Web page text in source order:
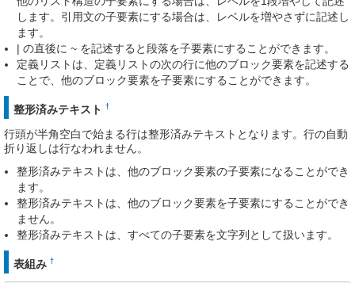
します。引用文の子要素にする場合は、レベルを増やさずに記述し
ます。
| の直後に ~ を記述すると段落を子要素にすることができます。
定義リストは、定義リストの次の行に他のブロック要素を記述する
ことで、他のブロック要素を子要素にすることができます。
整形済みテキスト †
行頭が半角空白で始まる行は整形済みテキストとなります。行の自動
折り返しは行なわれません。
整形済みテキストは、他のブロック要素の子要素になることができ
ます。
整形済みテキストは、他のブロック要素を子要素にすることができ
ません。
整形済みテキストは、すべての子要素を文字列として扱います。
表組み †